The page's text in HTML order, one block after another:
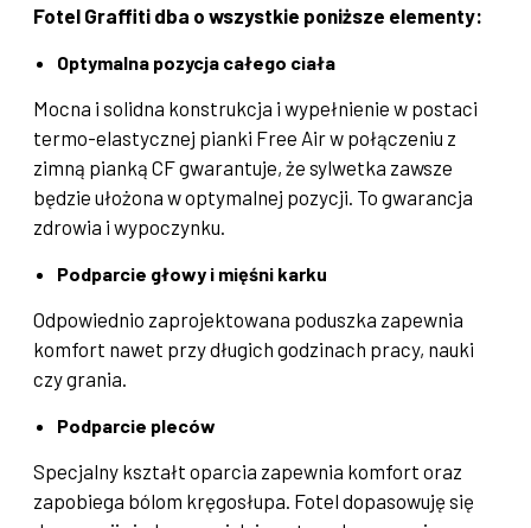
Fotel Graffiti dba o wszystkie poniższe elementy:
Optymalna pozycja całego ciała
Mocna i solidna konstrukcja i wypełnienie w postaci
termo-elastycznej pianki Free Air w połączeniu z
zimną pianką CF gwarantuje, że sylwetka zawsze
będzie ułożona w optymalnej pozycji. To gwarancja
zdrowia i wypoczynku.
Podparcie głowy i mięśni karku
Odpowiednio zaprojektowana poduszka zapewnia
komfort nawet przy długich godzinach pracy, nauki
czy grania.
Podparcie pleców
Specjalny kształt oparcia zapewnia komfort oraz
zapobiega bólom kręgosłupa. Fotel dopasowuję się